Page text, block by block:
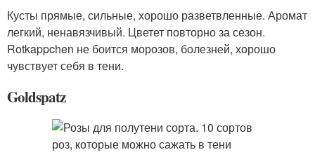
Кусты прямые, сильные, хорошо разветвленные. Аромат
легкий, ненавязчивый. Цветет повторно за сезон.
Rotkappchen не боится морозов, болезней, хорошо
чувствует себя в тени.
Goldspatz